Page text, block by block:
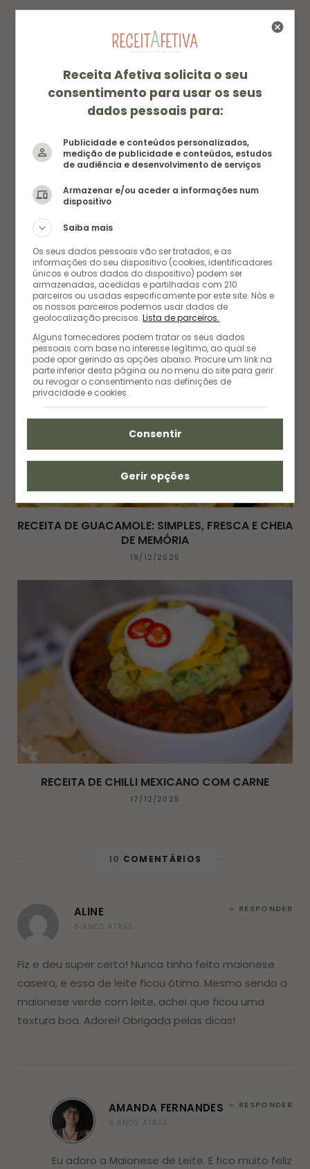
t
a
BATATA SAUTÉ: RECEITA SIMPLES, CROCANTE E
PERFEITA PARA O DIA A DIA
25/06/2026
RECEITA DE GUACAMOLE: SIMPLES, FRESCA E CHEIA
DE MEMÓRIA
19/12/2025
RECEITA DE CHILLI MEXICANO COM CARNE
17/12/2025
10 COMENTÁRIOS
ALINE
8 ANOS ATRÁS
RESPONDER
Fiz e deu super certo! Nunca tinha feito maionese
caseira, e essa de leite ficou ótima. Mesmo sendo a
maionese verde com leite, achei que ficou uma
textura boa. Adorei! Obrigada pelas dicas!
AMANDA FERNANDES
8 ANOS ATRÁS
RESPONDER
Eu adoro a Maionese de Leite. E fico muito feliz
Receita Afetiva solicita o seu
consentimento para usar os seus
dados pessoais para:
Publicidade e conteúdos personalizados,
medição de publicidade e conteúdos, estudos
de audiência e desenvolvimento de serviços
Armazenar e/ou aceder a informações num
dispositivo
Saiba mais
Os seus dados pessoais vão ser tratados, e as
informações do seu dispositivo (cookies, identificadores
únicos e outros dados do dispositivo) podem ser
armazenadas, acedidas e partilhadas com 210
parceiros ou usadas especificamente por este site. Nós e
os nossos parceiros podemos usar dados de
geolocalização precisos.Lista de parceiros.
Alguns fornecedores podem tratar os seus dados
pessoais com base no interesse legítimo, ao qual se
pode opor gerindo as opções abaixo. Procure um link na
parte inferior desta página ou no menu do site para gerir
ou revogar o consentimento nas definições de
privacidade e cookies.
Consentir
Gerir opções